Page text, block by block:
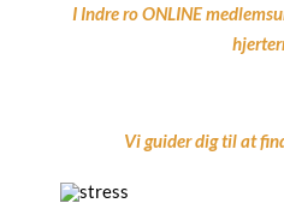
I Indre ro ONLINE
Vi guider dig til at